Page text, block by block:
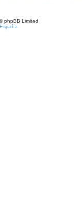
phpBB Limited